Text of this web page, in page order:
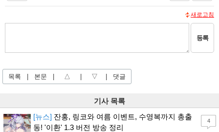
새로고침
등록
목록 | 본문 | △ | ▽ | 댓글
기사 목록
[뉴스] 잔홍, 링코와 여름 이벤트, 수영복까지 총출
동! '이환' 1.3 버전 방송 정리
4